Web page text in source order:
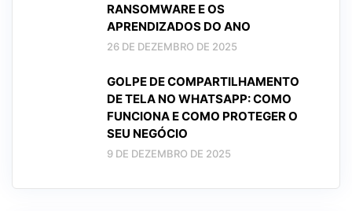
RANSOMWARE E OS
APRENDIZADOS DO ANO
26 DE DEZEMBRO DE 2025
GOLPE DE COMPARTILHAMENTO
DE TELA NO WHATSAPP: COMO
FUNCIONA E COMO PROTEGER O
SEU NEGÓCIO
9 DE DEZEMBRO DE 2025